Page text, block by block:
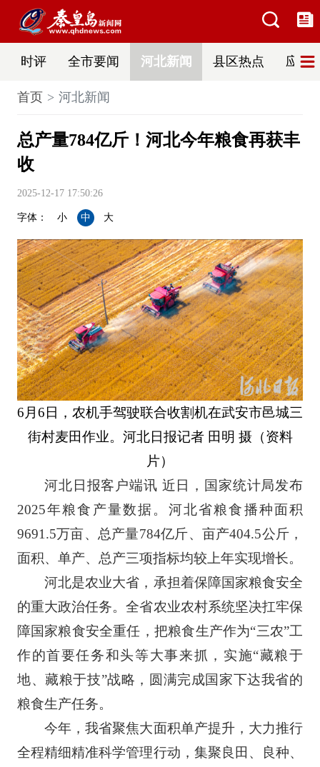
时评 全市要闻 河北新闻 县区热点 应急
首页 河北新闻
总产量784亿斤！河北今年粮食再获丰
收
2025-12-17 17:50:26
字体： 小 中 大
6月6日，农机手驾驶联合收割机在武安市邑城三
街村麦田作业。河北日报记者 田明 摄（资料
片）
河北日报客户端讯 近日，国家统计局发布
2025年粮食产量数据。河北省粮食播种面积
9691.5万亩、总产量784亿斤、亩产404.5公斤，
面积、单产、总产三项指标均较上年实现增长。
河北是农业大省，承担着保障国家粮食安全
的重大政治任务。全省农业农村系统坚决扛牢保
障国家粮食安全重任，把粮食生产作为“三农”工
作的首要任务和头等大事来抓，实施“藏粮于
地、藏粮于技”战略，圆满完成国家下达我省的
粮食生产任务。
今年，我省聚焦大面积单产提升，大力推行
全程精细精准科学管理行动，集聚良田、良种、